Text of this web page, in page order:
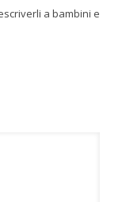
a bambini e